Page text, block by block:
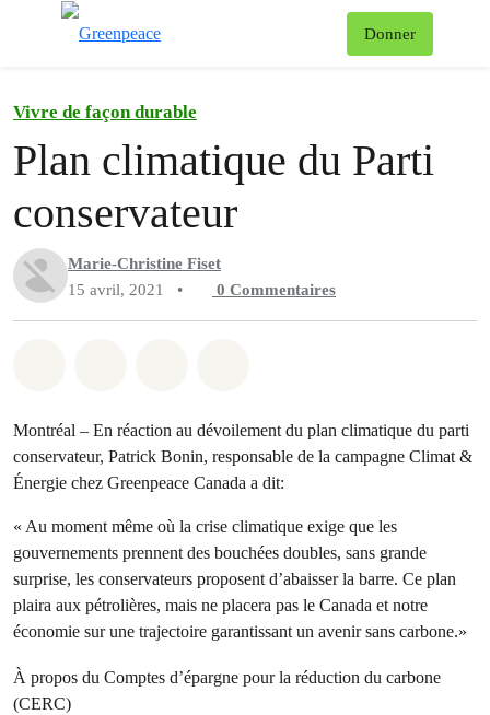
Donner
Vivre de façon durable
Plan climatique du Parti
conservateur
Marie-Christine Fiset
15 avril, 2021
• 0 Commentaires
Montréal – En réaction au dévoilement du plan climatique du parti
conservateur, Patrick Bonin, responsable de la campagne Climat &
Énergie chez Greenpeace Canada a dit:
« Au moment même où la crise climatique exige que les
gouvernements prennent des bouchées doubles, sans grande
surprise, les conservateurs proposent d’abaisser la barre. Ce plan
plaira aux pétrolières, mais ne placera pas le Canada et notre
économie sur une trajectoire garantissant un avenir sans carbone.»
À propos du Comptes d’épargne pour la réduction du carbone
(CERC)